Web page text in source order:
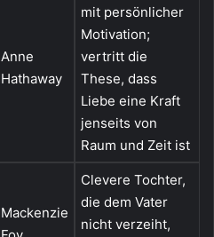
Anne
Hathaway
mit persönlicher
Motivation;
vertritt die
These, dass
Liebe eine Kraft
jenseits von
Raum und Zeit ist
Mackenzie
Clevere Tochter,
die dem Vater
nicht verzeiht,